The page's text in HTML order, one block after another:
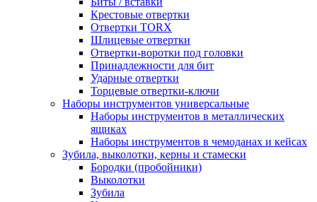
Крестовые отвертки
Отвертки TORX
Шлицевые отвертки
Отвертки-воротки под головки
Принадлежности для бит
Ударные отвертки
Торцевые отвертки-ключи
Наборы инструментов универсальные
Наборы инструментов в металлических
ящиках
Наборы инструментов в чемоданах и кейсах
Зубила, выколотки, керны и стамески
Бородки (пробойники)
Выколотки
Зубила